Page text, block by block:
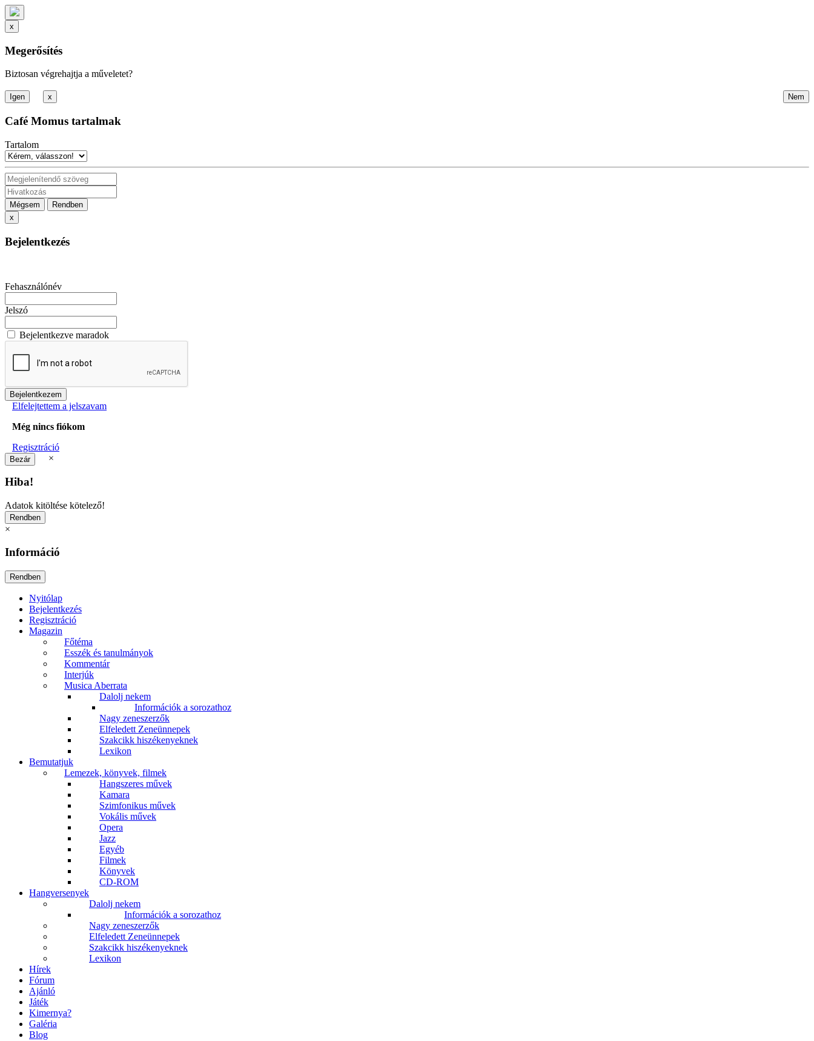
x
Megerősítés
Biztosan végrehajtja a műveletet?
x
Café Momus tartalmak
Tartalom
Mégsem
Rendben
x
Bejelentkezés
Fehasználónév
Jelszó
Bejelentkezve maradok
Elfelejtettem a jelszavam
Még nincs fiókom
Regisztráció
×
Hiba!
Adatok kitöltése kötelező!
×
Információ
Nyitólap
Bejelentkezés
Regisztráció
Magazin
Főtéma
Esszék és tanulmányok
Kommentár
Interjúk
Musica Aberrata
Dalolj nekem
Információk a sorozathoz
Nagy zeneszerzők
Elfeledett Zeneünnepek
Szakcikk hiszékenyeknek
Lexikon
Bemutatjuk
Lemezek, könyvek, filmek
Hangszeres művek
Kamara
Szimfonikus művek
Vokális művek
Opera
Jazz
Egyéb
Filmek
Könyvek
CD-ROM
Hangversenyek
Dalolj nekem
Információk a sorozathoz
Nagy zeneszerzők
Elfeledett Zeneünnepek
Szakcikk hiszékenyeknek
Lexikon
Hírek
Fórum
Ajánló
Játék
Kimernya?
Galéria
Blog